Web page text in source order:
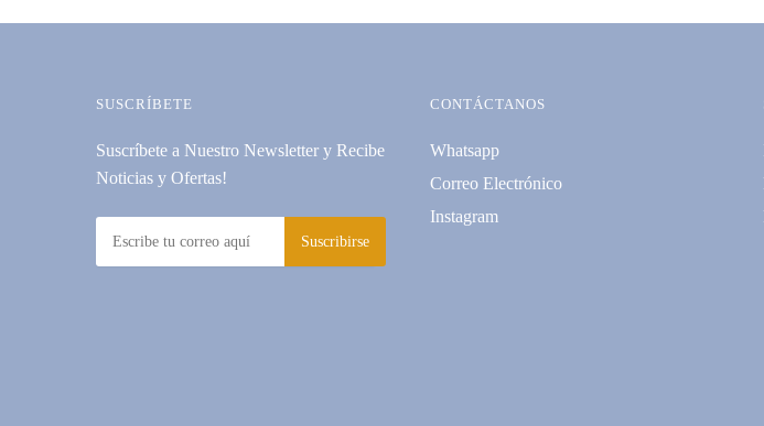
SUSCRÍBETE
Suscríbete a Nuestro Newsletter y Recibe
Noticias y Ofertas!
CONTÁCTANOS
Whatsapp
Correo Electrónico
Instagram